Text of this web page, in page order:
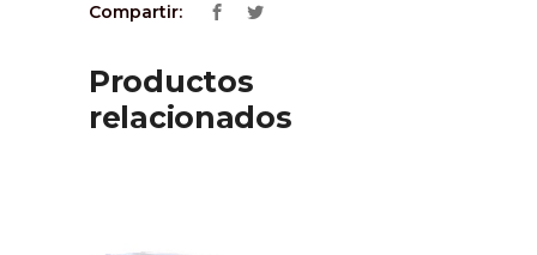
Compartir:
Productos
relacionados